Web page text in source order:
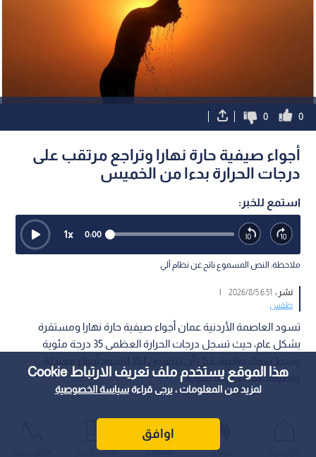
هذا الموقع يستخدم ملف تعريف الارتباط Cookie
لمزيد من المعلومات ، يرجى قراءةسياسة الخصوصية
اوافق
0
0
أجواء صيفية حارة نهارا وتراجع مرتقب على
درجات الحرارة بدءا من الخميس
استمع للخبر:
0:00
1x
ملاحظة: النص المسموع ناتج عن نظام آلي
نشر : 6:51 2026/8/5
|
طقس
تسود العاصمة الأردنية عمان أجواء صيفية حارة نهارا ومستقرة
بشكل عام، حيث تسجل درجات الحرارة العظمى 35 درجة مئوية
ولطيفة عند 23 درجة مئوية.
عواجل المباشر أحدث الأخبار